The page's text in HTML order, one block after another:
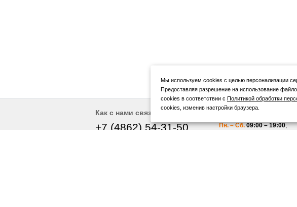
Мы используем cookies с целью персонализации
Предоставляя разрешение на использование
cookies в соответствии с Политикой обработки
cookies, изменив настройки браузера.
Как с нами связаться
+7 (4862) 54-31-50
Режим работы
Пн. – Сб.09:00 – 19:00,